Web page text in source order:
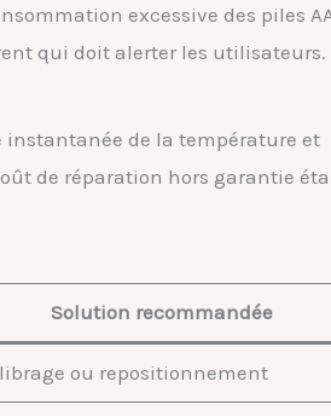
excessive des piles
qui doit alerter les utilisateurs.
instantanée de la température et
de réparation hors garantie
Solution recommandée
ou repositionnement